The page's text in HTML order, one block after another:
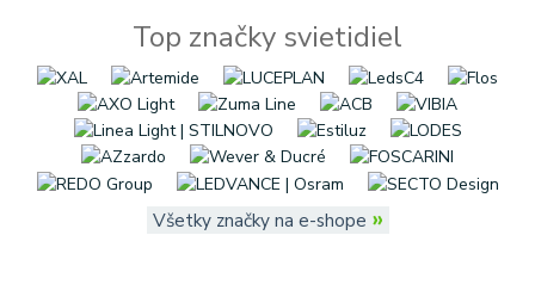
Top značky svietidiel
Všetky značky na e-shope »